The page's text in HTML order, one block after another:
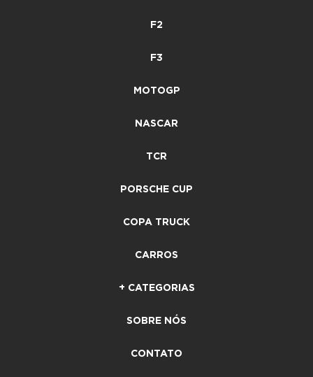
F2
F3
MOTOGP
NASCAR
TCR
PORSCHE CUP
COPA TRUCK
CARROS
+ CATEGORIAS
SOBRE NÓS
CONTATO